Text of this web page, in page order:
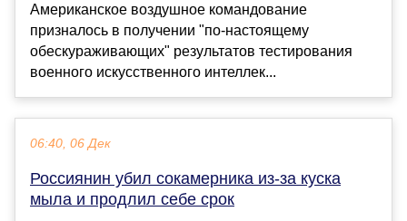
Американское воздушное командование
призналось в получении "по-настоящему
обескураживающих" результатов тестирования
военного искусственного интеллек...
06:40, 06 Дек
Россиянин убил сокамерника из-за куска
мыла и продлил себе срок